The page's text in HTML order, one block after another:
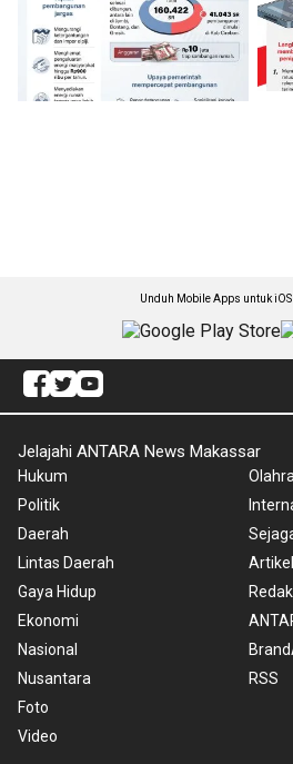
Unduh Mobile Apps untuk
Jelajahi ANTARA News Makassar
Hukum
Politik
Daerah
Lintas Daerah
Gaya Hidup
Ekonomi
Nasional
Nusantara
Foto
Video
Artikel
RSS